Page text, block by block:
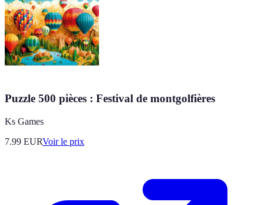
Puzzle 500 pièces : Festival de montgolfières
Ks Games
7.99 EURVoir le prix